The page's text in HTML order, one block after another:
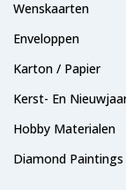
Wenskaarten
Enveloppen
Karton / Papier
Kerst- En
Hobby Materialen
Diamond Paintings